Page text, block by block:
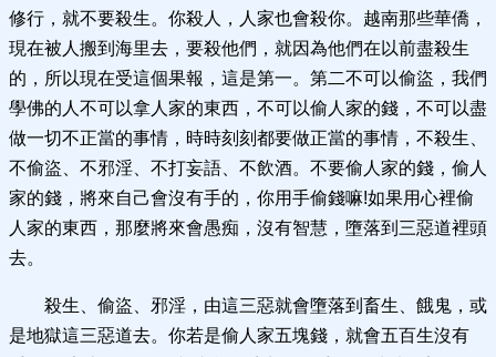
修行，就不要殺生。你殺人，人家也會殺你。越南那些華僑，
現在被人搬到海里去，要殺他們，就因為他們在以前盡殺生
的，所以現在受這個果報，這是第一。第二不可以偷盜，我們
學佛的人不可以拿人家的東西，不可以偷人家的錢，不可以盡
做一切不正當的事情，時時刻刻都要做正當的事情，不殺生、
不偷盜、不邪淫、不打妄語、不飲酒。不要偷人家的錢，偷人
家的錢，將來自己會沒有手的，你用手偷錢嘛!如果用心裡偷
人家的東西，那麼將來會愚痴，沒有智慧，墮落到三惡道裡頭
去。
殺生、偷盜、邪淫，由這三惡就會墮落到畜生、餓鬼，或
是地獄這三惡道去。你若是偷人家五塊錢，就會五百生沒有